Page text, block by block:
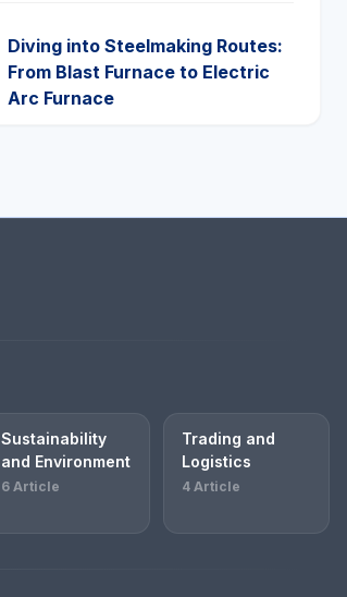
Diving into Steelmaking Routes:
From Blast Furnace to Electric
Arc Furnace
Sustainability
and Environment
6 Article
Trading and
Logistics
4 Article